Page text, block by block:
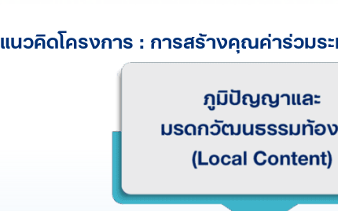
แนวคิดโครงการ : การสร้างคุณค่าร่วมร